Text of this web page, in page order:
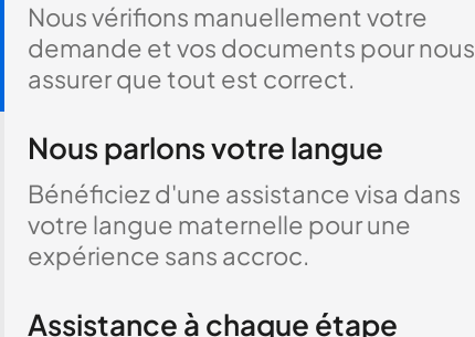
Nous vérifions manuellement votre
demande et vos documents pour nous
assurer que tout est correct.
Nous parlons votre langue
Bénéficiez d'une assistance visa dans
votre langue maternelle pour une
expérience sans accroc.
Assistance à chaque étape